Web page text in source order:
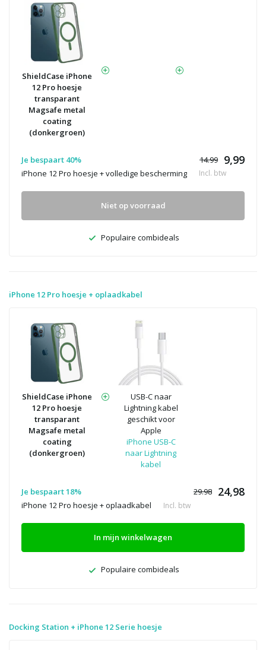
ShieldCase iPhone
12 Pro hoesje
transparant
Magsafe metal
coating
(donkergroen)
Je bespaart 40% 14.99 9,99
iPhone 12 Pro hoesje + volledige bescherming Incl. btw
Niet op voorraad
Populaire combideals
iPhone 12 Pro hoesje + oplaadkabel
ShieldCase iPhone
12 Pro hoesje
transparant
Magsafe metal
coating
(donkergroen)
USB-C naar
Lightning kabel
geschikt voor
Apple
iPhone USB-C
naar Lightning
kabel
Je bespaart 18% 29.98 24,98
iPhone 12 Pro hoesje + oplaadkabel Incl. btw
In mijn winkelwagen
Populaire combideals
Docking Station + iPhone 12 Serie hoesje